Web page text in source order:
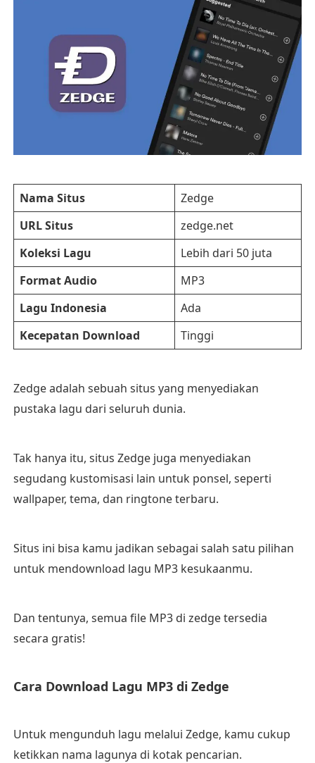
Nama Situs
Zedge
URL Situs
zedge.net
Koleksi Lagu
Lebih dari 50 juta
Format Audio
MP3
Lagu Indonesia
Ada
Kecepatan Download
Tinggi
Zedge adalah sebuah situs yang menyediakan
pustaka lagu dari seluruh dunia.
Tak hanya itu, situs Zedge juga menyediakan
segudang kustomisasi lain untuk ponsel, seperti
wallpaper, tema, dan ringtone terbaru.
Situs ini bisa kamu jadikan sebagai salah satu pilihan
untuk mendownload lagu MP3 kesukaanmu.
Dan tentunya, semua file MP3 di zedge tersedia
secara gratis!
Cara Download Lagu MP3 di Zedge
Untuk mengunduh lagu melalui Zedge, kamu cukup
ketikkan nama lagunya di kotak pencarian.